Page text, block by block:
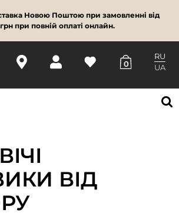
Новою Поштою при замовленні від
при повній оплаті онлайн.
0
RU
UA
ВІД